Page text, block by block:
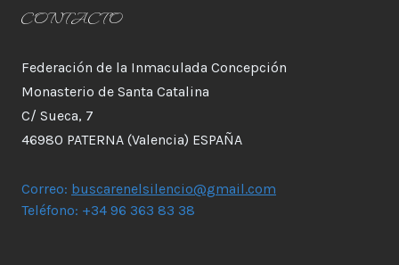
CONTACTO
Federación de la Inmaculada Concepción
Monasterio de Santa Catalina
C/ Sueca, 7
46980 PATERNA (Valencia) ESPAÑA
Correo: buscarenelsilencio@gmail.com
Teléfono: +34 96 363 83 38